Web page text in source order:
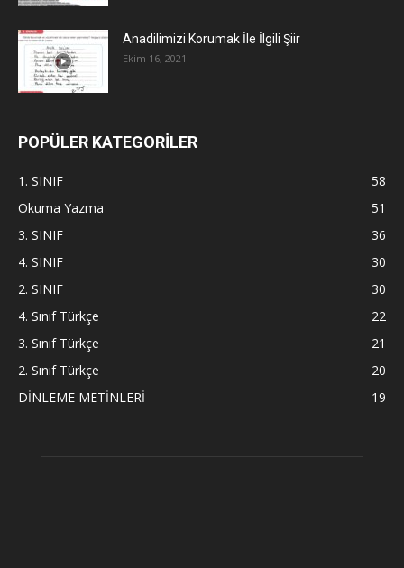
Anadilimizi Korumak İle İlgili Şiir
Ekim 16, 2021
POPÜLER KATEGORİLER
1. SINIF
58
Okuma Yazma
51
3. SINIF
36
4. SINIF
30
2. SINIF
30
4. Sınıf Türkçe
22
3. Sınıf Türkçe
21
2. Sınıf Türkçe
20
DİNLEME METİNLERİ
19